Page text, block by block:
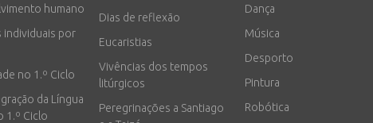
humano
individuais por
no 1.º Ciclo
da Língua
1.º Ciclo
Dias de reflexão
Eucaristias
Vivências dos tempos
litúrgicos
Peregrinações a Santiago
Dança
Música
Desporto
Pintura
Robótica